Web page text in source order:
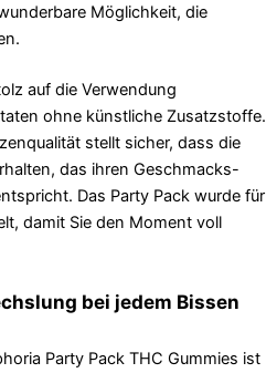
Möglichkeit, die
auf die Verwendung
ohne künstliche Zusatzstoffe.
stellt sicher, dass die
das ihren Geschmacks-
Das Party Pack wurde für
damit Sie den Moment voll
bei jedem Bissen
Party Pack THC Gummies ist